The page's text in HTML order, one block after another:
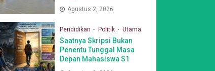
Agustus 2, 2026
Pendidikan Politik Utama
Saatnya Skripsi Bukan
Penentu Tunggal Masa
Depan Mahasiswa S1